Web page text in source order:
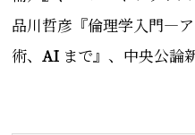
品川哲彦『倫理学入門―
術、AI まで 』、 中央公論